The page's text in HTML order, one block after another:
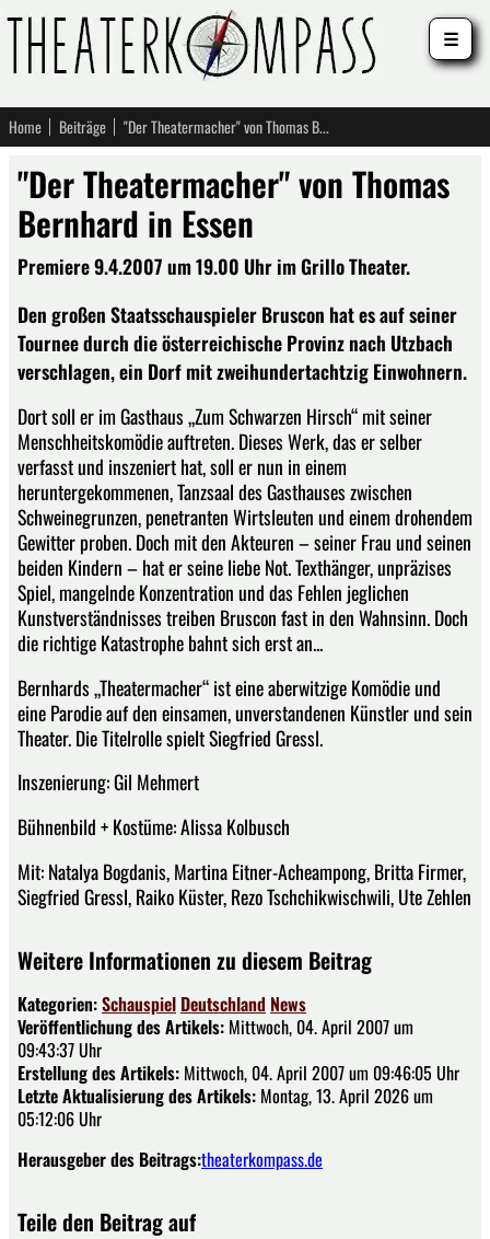
Home Beiträge "Der Theatermacher" von Thomas Bernhard in Essen
"Der Theatermacher" von Thomas
Bernhard in Essen
Premiere 9.4.2007 um 19.00 Uhr im Grillo Theater.
Den großen Staatsschauspieler Bruscon hat es auf seiner
Tournee durch die österreichische Provinz nach Utzbach
verschlagen, ein Dorf mit zweihundertachtzig Einwohnern.
Dort soll er im Gasthaus „Zum Schwarzen Hirsch“ mit seiner
Menschheitskomödie auftreten. Dieses Werk, das er selber
verfasst und inszeniert hat, soll er nun in einem
heruntergekommenen, Tanzsaal des Gasthauses zwischen
Schweinegrunzen, penetranten Wirtsleuten und einem drohendem
Gewitter proben. Doch mit den Akteuren – seiner Frau und seinen
beiden Kindern – hat er seine liebe Not. Texthänger, unpräzises
Spiel, mangelnde Konzentration und das Fehlen jeglichen
Kunstverständnisses treiben Bruscon fast in den Wahnsinn. Doch
die richtige Katastrophe bahnt sich erst an...
Bernhards „Theatermacher“ ist eine aberwitzige Komödie und
eine Parodie auf den einsamen, unverstandenen Künstler und sein
Theater. Die Titelrolle spielt Siegfried Gressl.
Inszenierung: Gil Mehmert
Bühnenbild + Kostüme: Alissa Kolbusch
Mit: Natalya Bogdanis, Martina Eitner-Acheampong, Britta Firmer,
Siegfried Gressl, Raiko Küster, Rezo Tschchikwischwili, Ute Zehlen
Weitere Informationen zu diesem Beitrag
Kategorien:Schauspiel Deutschland News
Veröffentlichung des Artikels: Mittwoch, 04. April 2007 um
09:43:37 Uhr
Erstellung des Artikels: Mittwoch, 04. April 2007 um 09:46:05 Uhr
Letzte Aktualisierung des Artikels: Montag, 13. April 2026 um
05:12:06 Uhr
Herausgeber des Beitrags:theaterkompass.de
Teile den Beitrag auf
☰